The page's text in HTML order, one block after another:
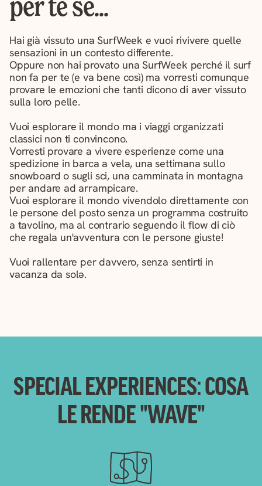
Hai già vissuto una SurfWeek e vuoi rivivere quelle
sensazioni in un contesto differente.
Oppure non hai provato una SurfWeek perché il surf
non fa per te (e va bene così) ma vorresti comunque
provare le emozioni che tanti dicono di aver vissuto
sulla loro pelle.
Vuoi esplorare il mondo ma i viaggi organizzati
classici non ti convincono.
Vorresti provare a vivere esperienze come una
spedizione in barca a vela, una settimana sullo
snowboard o sugli sci, una camminata in montagna
per andare ad arrampicare.
Vuoi esplorare il mondo vivendolo direttamente con
le persone del posto senza un programma costruito
a tavolino, ma al contrario seguendo il flow di ciò
che regala un'avventura con le persone giuste!
Vuoi rallentare per davvero, senza sentirti in
vacanza da solə.
SPECIAL EXPERIENCES: COSA
LE RENDE "WAVE"